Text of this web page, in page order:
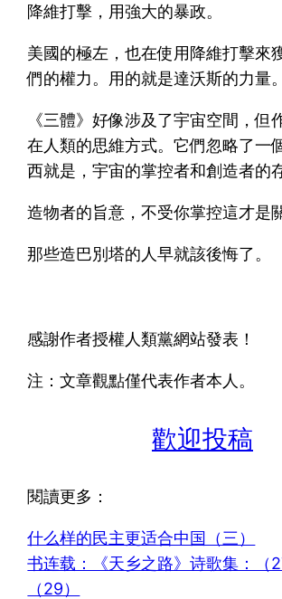
降維打擊，用強大的暴政。
美國的極左，也在使用降維打擊來
們的權力。用的就是達沃斯的力量。
《三體》好像涉及了宇宙空間，但
在人類的思維方式。它們忽略了一
西就是，宇宙的掌控者和創造者
造物者的旨意，不受你掌控這才是
那些造巴別塔的人早就該後悔了。
感謝作者授權人類黨網站發表！
注：文章觀點僅代表作者本人。
歡迎投稿
閱讀更多：
什么样的民主更适合中国（三）
书连载：《天乡之路》诗歌集：（
（29）